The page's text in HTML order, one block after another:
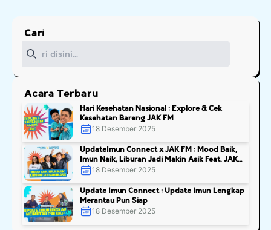
Cari
Acara Terbaru
Hari Kesehatan Nasional : Explore & Cek
Kesehatan Bareng JAK FM
18 Desember 2025
UpdateImun Connect x JAK FM : Mood Baik,
Imun Naik, Liburan Jadi Makin Asik Feat. JAK
FM18 Desember 2025
Update Imun Connect : Update Imun Lengkap
Merantau Pun Siap
18 Desember 2025